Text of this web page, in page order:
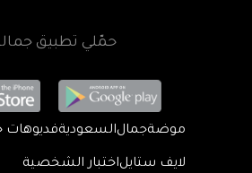
حمّلي تطبيق
موضةجمالالسعوديةفديوهات
لايف ستايلاختبار الشخصية